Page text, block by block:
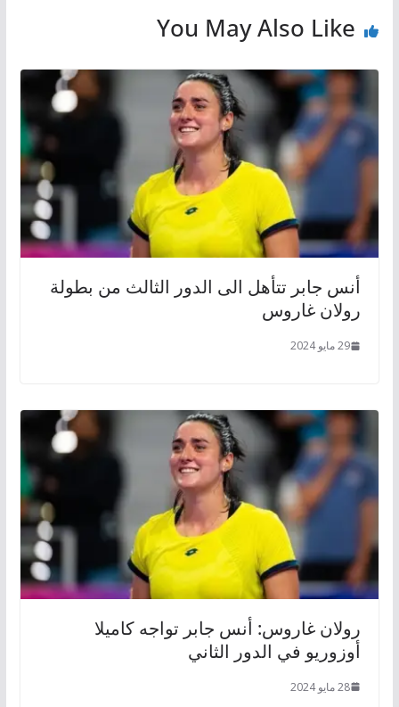
You May Also Like
أنس جابر تتأهل الى الدور الثالث من بطولة
رولان غاروس
29 مايو 2024
رولان غاروس: أنس جابر تواجه كاميلا
أوزوريو في الدور الثاني
28 مايو 2024